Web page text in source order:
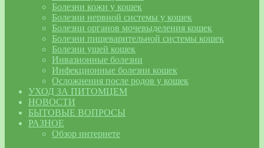
Болезни кожи у кошек
Болезни нервной системы у кошек
Болезни органов мочевыделения кошек
Болезни пищеварительной системы кошек
Болезни ушей кошек
Инвазионные болезни
Инфекционные болезни кошек
Осложнения после родов у кошек
УХОД ЗА ПИТОМЦЕМ
НОВОСТИ
БЫТОВЫЕ ВОПРОСЫ
РАЗНОЕ
Обзор интернете